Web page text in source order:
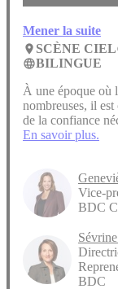
Mener la suite
place SCÈNE CIEL
languageBILINGUE
À une époque où
nombreuses, il est
de la confiance
En savoir plus.
Vice-
BDC
BDC